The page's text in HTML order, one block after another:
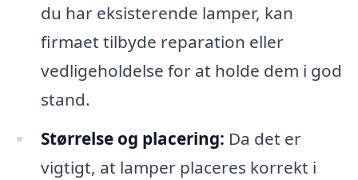
du har eksisterende lamper, kan
firmaet tilbyde reparation eller
vedligeholdelse for at holde dem i god
stand.
Størrelse og placering: Da det er
vigtigt, at lamper placeres korrekt i